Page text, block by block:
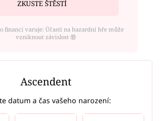
ZKUSTE ŠTĚSTÍ
financí varuje: Účastí na hazardní hře může
vzniknout závislost ⑱
Ascendent
datum a čas vašeho narození: